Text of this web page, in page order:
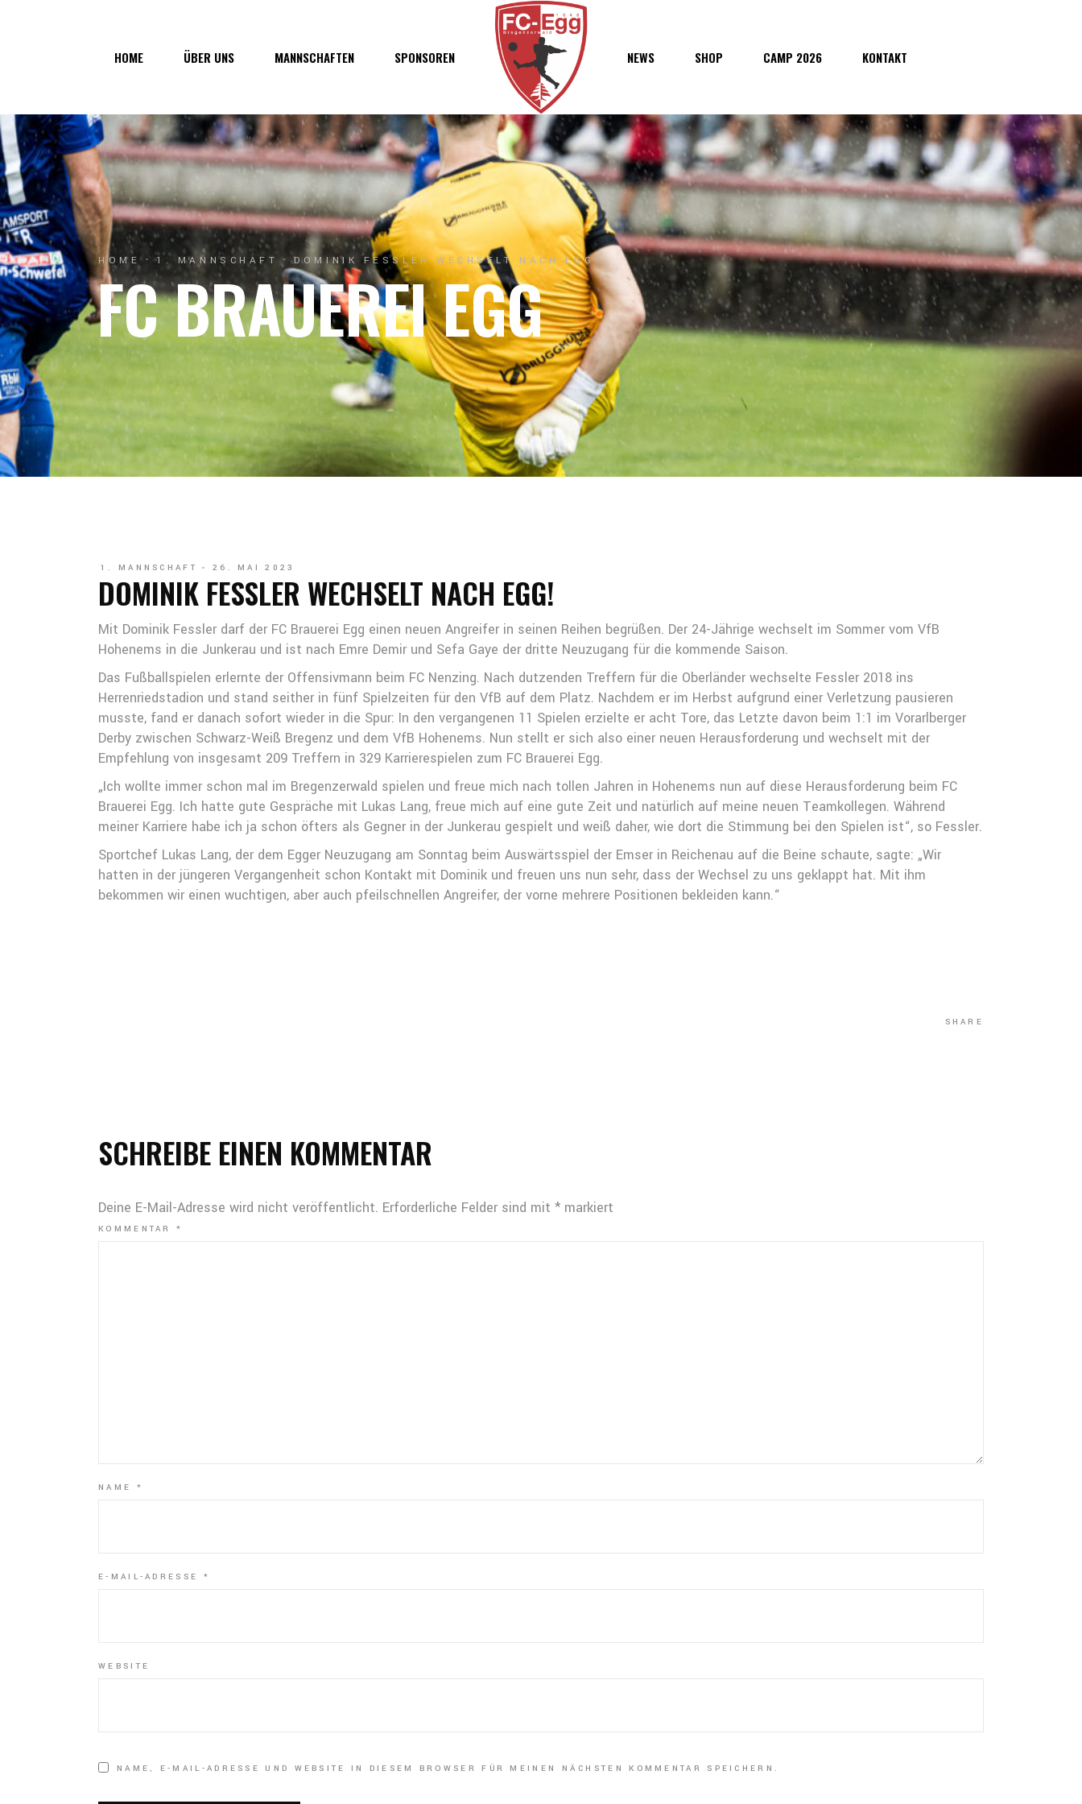
HOME ÜBER UNS
Über uns
Vorstand
Geschichte
Junkerau
MANNSCHAFTEN
1. Mannschaft
1b-Mannschaft
Nachwuchs
SPONSOREN NEWS SHOP CAMP 2026 KONTAKT
Junkerau
HOME 1. MANNSCHAFT DOMINIK FESSLER WECHSELT NACH EGG!
FC BRAUEREI EGG
1. MANNSCHAFT 26. MAI 2023
DOMINIK FESSLER WECHSELT NACH EGG!
Mit Dominik Fessler darf der FC Brauerei Egg einen neuen Angreifer in seinen Reihen begrüßen. Der 24-Jährige wechselt im Sommer vom VfB
Hohenems in die Junkerau und ist nach Emre Demir und Sefa Gaye der dritte Neuzugang für die kommende Saison.
Das Fußballspielen erlernte der Offensivmann beim FC Nenzing. Nach dutzenden Treffern für die Oberländer wechselte Fessler 2018 ins
Herrenriedstadion und stand seither in fünf Spielzeiten für den VfB auf dem Platz. Nachdem er im Herbst aufgrund einer Verletzung pausieren
musste, fand er danach sofort wieder in die Spur: In den vergangenen 11 Spielen erzielte er acht Tore, das Letzte davon beim 1:1 im Vorarlberger
Derby zwischen Schwarz-Weiß Bregenz und dem VfB Hohenems. Nun stellt er sich also einer neuen Herausforderung und wechselt mit der
Empfehlung von insgesamt 209 Treffern in 329 Karrierespielen zum FC Brauerei Egg.
„Ich wollte immer schon mal im Bregenzerwald spielen und freue mich nach tollen Jahren in Hohenems nun auf diese Herausforderung beim FC
Brauerei Egg. Ich hatte gute Gespräche mit Lukas Lang, freue mich auf eine gute Zeit und natürlich auf meine neuen Teamkollegen. Während
meiner Karriere habe ich ja schon öfters als Gegner in der Junkerau gespielt und weiß daher, wie dort die Stimmung bei den Spielen ist“, so Fessler.
Sportchef Lukas Lang, der dem Egger Neuzugang am Sonntag beim Auswärtsspiel der Emser in Reichenau auf die Beine schaute, sagte: „Wir
hatten in der jüngeren Vergangenheit schon Kontakt mit Dominik und freuen uns nun sehr, dass der Wechsel zu uns geklappt hat. Mit ihm
bekommen wir einen wuchtigen, aber auch pfeilschnellen Angreifer, der vorne mehrere Positionen bekleiden kann.“
SHARE
SCHREIBE EINEN KOMMENTAR
Deine E-Mail-Adresse wird nicht veröffentlicht. Erforderliche Felder sind mit * markiert
KOMMENTAR*
NAME *
E-MAIL-ADRESSE *
WEBSITE
NAME, E-MAIL-ADRESSE UND WEBSITE IN DIESEM BROWSER FÜR MEINEN NÄCHSTEN KOMMENTAR SPEICHERN.